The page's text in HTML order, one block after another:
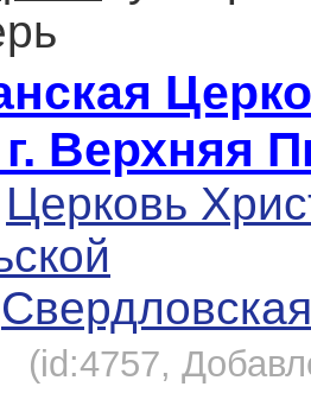
Верхняя
Церковь
Свердловская
(id:4757,